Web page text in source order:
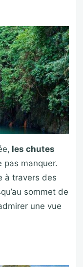
les chutes
pas manquer.
à travers des
sommet de
une vue